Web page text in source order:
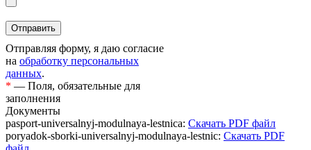
Отправляя форму, я даю согласие
на обработку персональных
данных.
* — Поля, обязательные для
заполнения
Документы
pasport-universalnyj-modulnaya-lestnica: Скачать PDF файл
poryadok-sborki-universalnyj-modulnaya-lestnic: Скачать PDF